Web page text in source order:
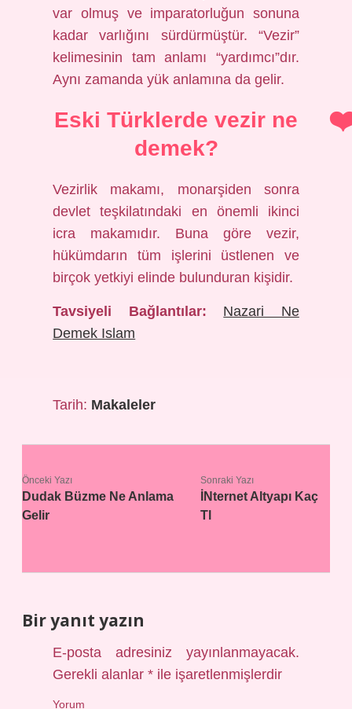
var olmuş ve imparatorluğun sonuna
kadar varlığını sürdürmüştür. “Vezir”
kelimesinin tam anlamı “yardımcı”dır.
Aynı zamanda yük anlamına da gelir.
Eski Türklerde vezir ne
demek?
Vezirlik makamı, monarşiden sonra
devlet teşkilatındaki en önemli ikinci
icra makamıdır. Buna göre vezir,
hükümdarın tüm işlerini üstlenen ve
birçok yetkiyi elinde bulunduran kişidir.
Tavsiyeli Bağlantılar:
Nazari Ne
Demek Islam
Tarih: Makaleler
Önceki Yazı
Dudak Büzme Ne Anlama
Gelir
Sonraki Yazı
İNternet Altyapı Kaç
Tl
Bir yanıt yazın
E-posta adresiniz yayınlanmayacak.
Gerekli alanlar* ile işaretlenmişlerdir
Yorum